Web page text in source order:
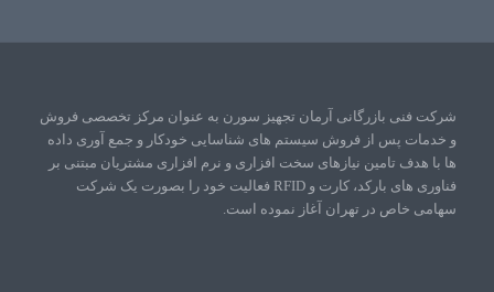
شرکت فنی بازرگانی آرمان تجهیز سورن به عنوان مرکز تخصصی فروش
و خدمات پس از فروش سیستم های شناسایی خودکار و جمع آوری داده
ها با هدف تامین نیازهای سخت افزاری و نرم افزاری مشتریان مبتنی بر
فناوری های بارکد، کارت و RFID فعالیت خود را بصورت یک شرکت
سهامی خاص در تهران آغاز نموده است.